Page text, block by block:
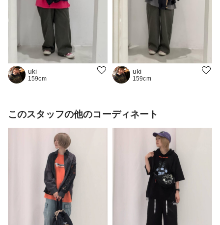
uki
159cm
uki
159cm
このスタッフの他のコーディネート